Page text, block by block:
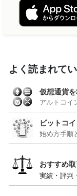
よく読まれて
仮想通貨
アルトコイ
ビットコ
始め方手順
おすすめ
実績・評判